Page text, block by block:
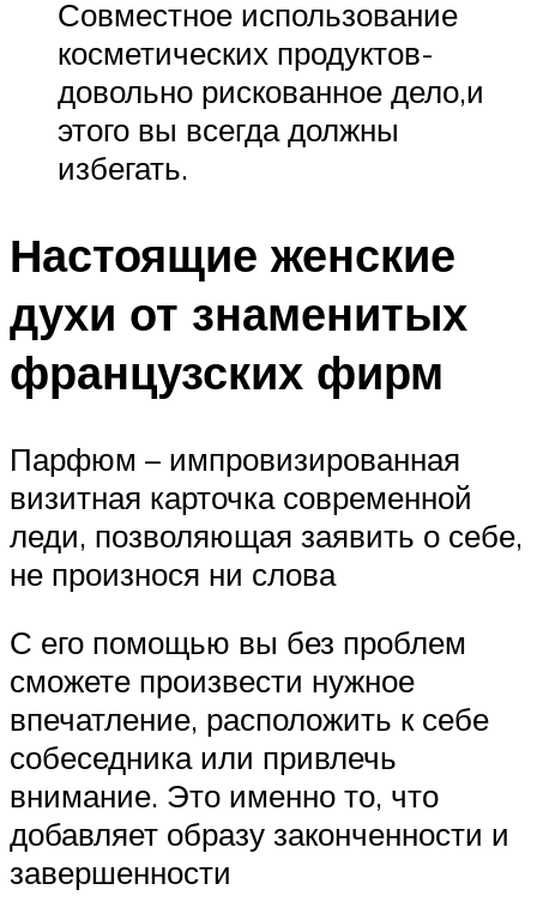
Совместное использование
косметических продуктов-
довольно рискованное дело,и
этого вы всегда должны
избегать.
Настоящие женские
духи от знаменитых
французских фирм
Парфюм – импровизированная
визитная карточка современной
леди, позволяющая заявить о себе,
не произнося ни слова
С его помощью вы без проблем
сможете произвести нужное
впечатление, расположить к себе
собеседника или привлечь
внимание. Это именно то, что
добавляет образу законченности и
завершенности